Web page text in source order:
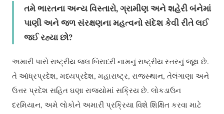
તમેભારતનાઅન્ય વિસ્તારો,ગ્રામીણઅનેશહેરીબંનેમાં
પાણીઅનેજળસંરક્ષણનામહત્વનોસંદેશકેવીરીતેલઈ
જઈરહ્યાછો?
અમારી પાસે રાષ્ટ્રીય જલ બિરાદરી નામનું રાષ્ટ્રીય સ્તરનું જૂથ છે.
તે આંધ્રપ્રદેશ, મધ્યપ્રદેશ, મહારાષ્ટ્ર, રાજસ્થાન, તેલંગાણા અને
ઉત્તર પ્રદેશ સહિત ઘણા રાજ્યોમાં સક્રિય છે. લોકડાઉન
દરમિયાન, અમે લોકોને અમારી પ્રક્રિયા વિશે શિક્ષિત કરવા માટે